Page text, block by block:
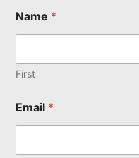
Name *
First
Email *